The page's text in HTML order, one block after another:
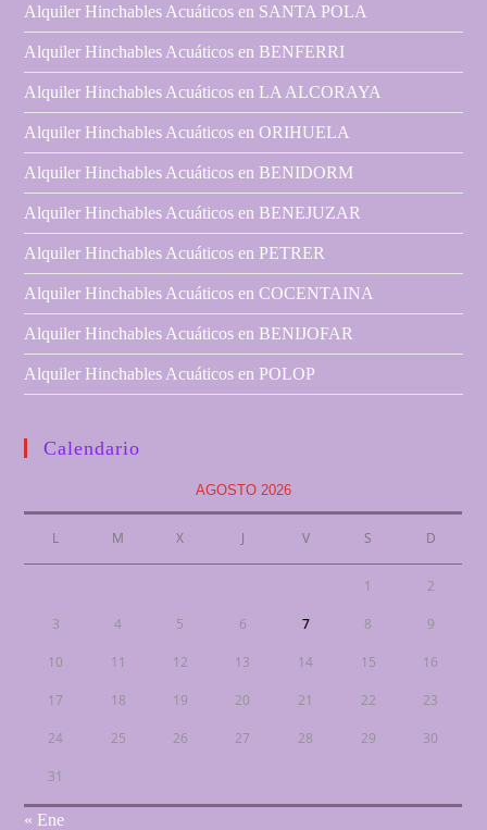
Alquiler Hinchables Acuáticos en SANTA POLA
Alquiler Hinchables Acuáticos en BENFERRI
Alquiler Hinchables Acuáticos en LA ALCORAYA
Alquiler Hinchables Acuáticos en ORIHUELA
Alquiler Hinchables Acuáticos en BENIDORM
Alquiler Hinchables Acuáticos en BENEJUZAR
Alquiler Hinchables Acuáticos en PETRER
Alquiler Hinchables Acuáticos en COCENTAINA
Alquiler Hinchables Acuáticos en BENIJOFAR
Alquiler Hinchables Acuáticos en POLOP
Calendario
AGOSTO 2026
L M X J V S D
1 2
3 4 5 6 7 8 9
10 11 12 13 14 15 16
17 18 19 20 21 22 23
24 25 26 27 28 29 30
31
« Ene